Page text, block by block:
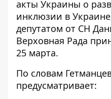
акты Украины о
инклюзии в
депутатом от СН
Верховная Рада
25 марта.
По словам
предусматривает: